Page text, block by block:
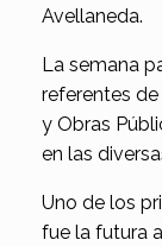
Avellaneda.
La semana
referentes
y Obras
en las
Uno de los
fue la futura